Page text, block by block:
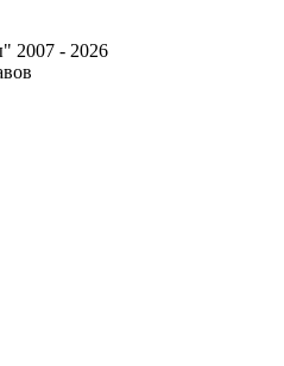
2007 - 2026